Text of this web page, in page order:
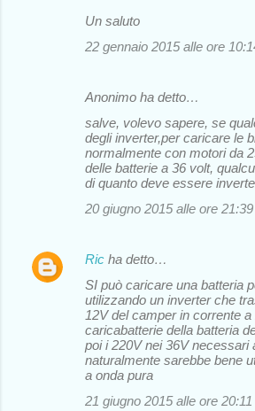
Un saluto
22 gennaio 2015 alle ore
Anonimo ha detto…
salve, volevo sapere, se
degli inverter,per caricare le
normalmente con motori da
delle batterie a 36 volt,
di quanto deve essere
20 giugno 2015 alle ore 21:39
Ric ha detto…
SI può caricare una batteria
utilizzando un inverter che
12V del camper in corrente a
caricabatterie della batteria
poi i 220V nei 36V necessari
naturalmente sarebbe bene
a onda pura
21 giugno 2015 alle ore 20:11